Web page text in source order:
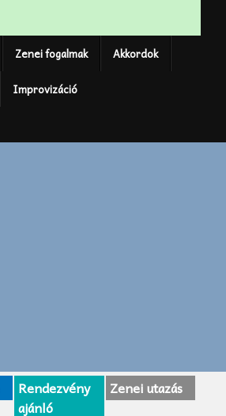
Zenei fogalmak Akkordok
Improvizáció
Rendezvény
ajánló
Zenei utazás